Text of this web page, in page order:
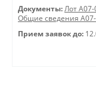
Документы: Лот
Общие сведения
Прием заявок до: